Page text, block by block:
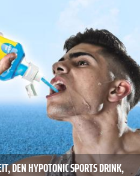
DEN HYPOTONIC SPORTS DRINK,